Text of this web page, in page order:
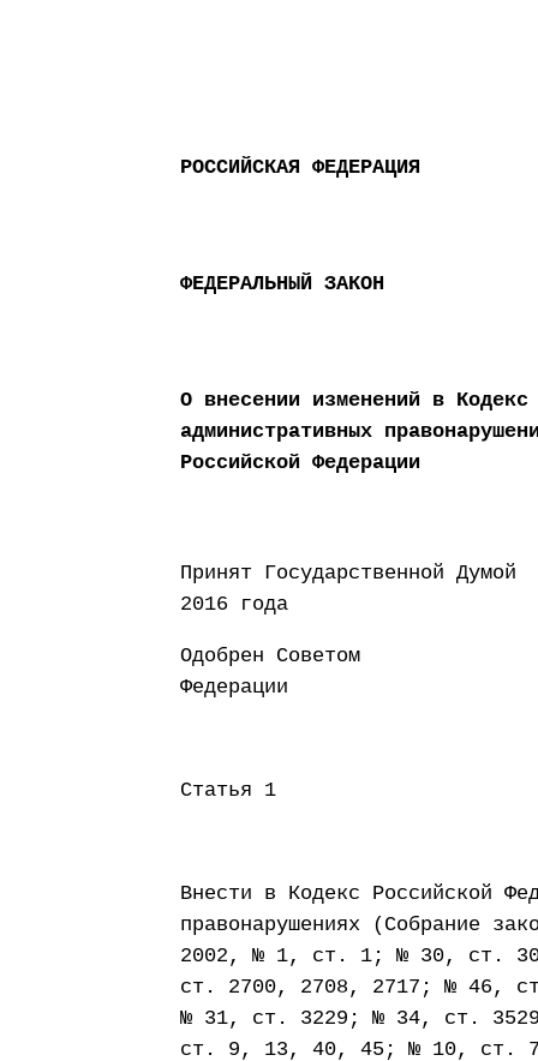
РОССИЙСКАЯ ФЕДЕРАЦИЯ
ФЕДЕРАЛЬНЫЙ ЗАКОН
О внесении изменений в Кодекс
административных
Российской Федерации
Принят
2016 года
Одобрен Советом
Федерации 29
Статья 1
Внести в Кодекс Российской
правонарушениях (Собрание
2002, № 1, ст. 1; № 30, ст.
ст. 2700, 2708, 2717; № 46,
№ 31, ст. 3229; № 34, ст.
ст. 9, 13, 40, 45; № 10, ст.